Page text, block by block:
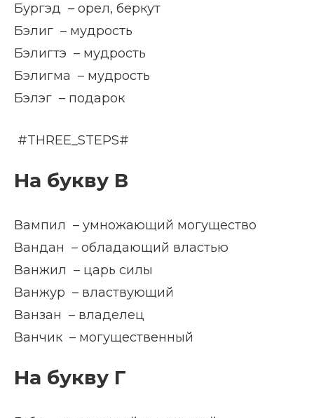
Бургэд – орел, беркут
Бэлиг – мудрость
Бэлигтэ – мудрость
Бэлигма – мудрость
Бэлэг – подарок
#THREE_STEPS#
На букву В
Вампил – умножающий могущество
Вандан – обладающий властью
Ванжил – царь силы
Ванжур – властвующий
Ванзан – владелец
Ванчик – могущественный
На букву Г